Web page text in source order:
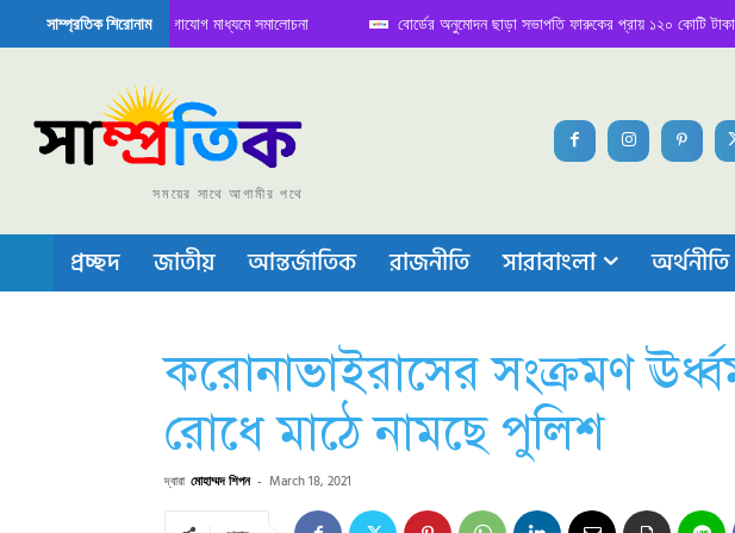
সাম্প্রতিক শিরোনাম
বৈঠক নিয়ে সামাজিক যোগাযোগ মাধ্যমে সমালোচনা বোর্ডের অনুমোদন ছাড়া সভাপতি ফারুকের প্রায় ১২০ কোটি টাকা
বা চীপ তৈরিতে নিজের শক্ত অবস্থান জানান দিচ্ছে চীন
সময়ের সাথে আগামীর পথে
প্রচ্ছদ জাতীয় আন্তর্জাতিক রাজনীতি সারাবাংলা অর্থনীতি
করোনাভাইরাসের সংক্রমণ
রোধে মাঠে নামছে পুলিশ
দ্বারা মোহাম্মদ শিপন - March 18, 2021